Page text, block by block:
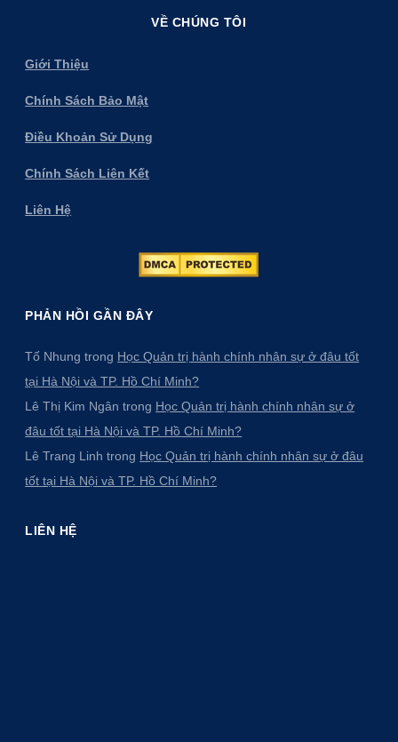
VỀ CHÚNG TÔI
Giới Thiệu
Chính Sách Bảo Mật
Điều Khoản Sử Dụng
Chính Sách Liên Kết
Liên Hệ
PHẢN HỒI GẦN ĐÂY
Tố Nhung trong Học Quản trị hành chính nhân sự ở đâu tốt
tại Hà Nội và TP. Hồ Chí Minh?
Lê Thị Kim Ngân trong Học Quản trị hành chính nhân sự ở
đâu tốt tại Hà Nội và TP. Hồ Chí Minh?
Lê Trang Linh trong Học Quản trị hành chính nhân sự ở đâu
tốt tại Hà Nội và TP. Hồ Chí Minh?
LIÊN HỆ